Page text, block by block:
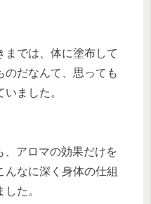
までは、体に塗布して
のだなんて、思っても
ました。
アロマの効果だけを
なに深く身体の仕組
た。